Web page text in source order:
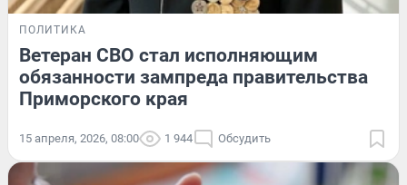
ПОЛИТИКА
Ветеран СВО стал исполняющим
обязанности зампреда правительства
Приморского края
15 апреля, 2026, 08:00 1 944 Обсудить